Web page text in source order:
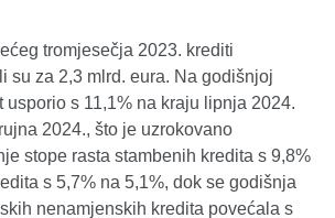
tromjesečja 2023. krediti
su za 2,3 mlrd. eura. Na godišnjoj
usporio s 11,1% na kraju lipnja 2024.
2024., što je uzrokovano
stope rasta stambenih kredita s 9,8%
s 5,7% na 5,1%, dok se godišnja
nenamjenskih kredita povećala s